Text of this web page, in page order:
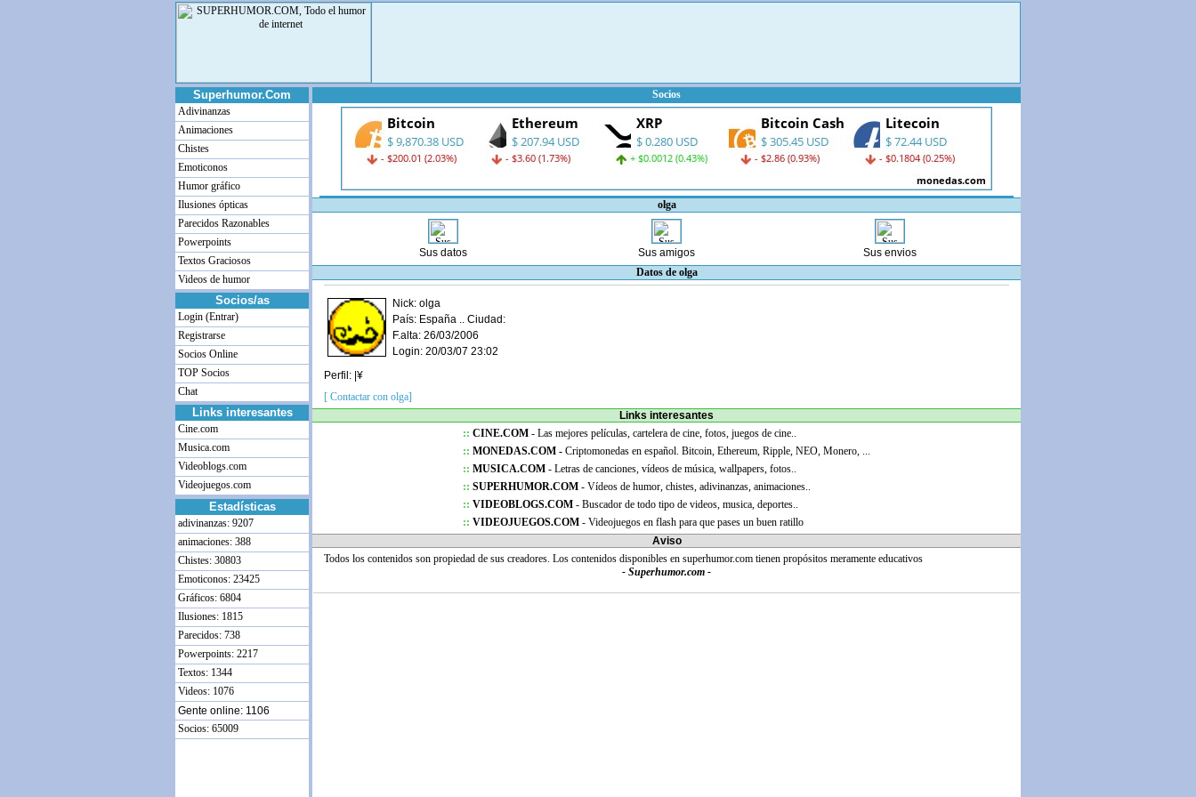
Superhumor.Com
Adivinanzas
Animaciones
Chistes
Emoticonos
Humor gráfico
Ilusiones ópticas
Parecidos Razonables
Powerpoints
Textos Graciosos
Videos de humor
Socios/as
Login (Entrar)
Registrarse
Socios Online
TOP Socios
Chat
Links interesantes
Cine.com
Musica.com
Videoblogs.com
Videojuegos.com
Estadísticas
adivinanzas: 9207
animaciones: 388
Chistes: 30803
Emoticonos: 23425
Gráficos: 6804
Ilusiones: 1815
Parecidos: 738
Powerpoints: 2217
Textos: 1344
Videos: 1076
Gente online: 1106
Socios: 65009
Socios
olga
Sus datos Sus amigos
Sus envios
Datos de olga
Nick: olga
País: España .. Ciudad:
F.alta: 26/03/2006
Login: 20/03/07 23:02
Perfil: |¥
[ Contactar con olga]
Links interesantes
:: CINE.COM - Las mejores películas, cartelera de cine, fotos, juegos de cine..
:: MONEDAS.COM - Criptomonedas en español. Bitcoin, Ethereum, Ripple, NEO, Monero, ...
:: MUSICA.COM - Letras de canciones, vídeos de música, wallpapers, fotos..
:: SUPERHUMOR.COM - Vídeos de humor, chistes, adivinanzas, animaciones..
:: VIDEOBLOGS.COM - Buscador de todo tipo de videos, musica, deportes..
:: VIDEOJUEGOS.COM - Videojuegos en flash para que pases un buen ratillo
Aviso
Todos los contenidos son propiedad de sus creadores. Los contenidos disponibles en superhumor.com tienen propósitos meramente educativos
- Superhumor.com -